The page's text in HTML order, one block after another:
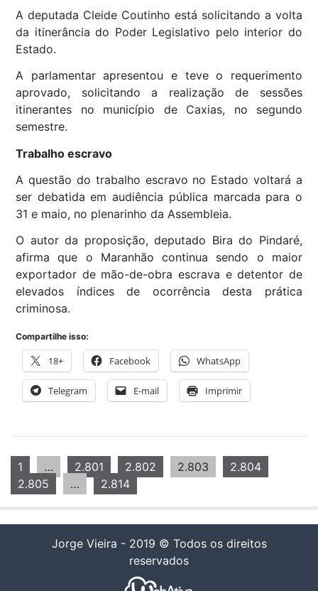
A deputada Cleide Coutinho está solicitando a volta
da itinerância do Poder Legislativo pelo interior do
Estado.
A parlamentar apresentou e teve o requerimento
aprovado, solicitando a realização de sessões
itinerantes no município de Caxias, no segundo
semestre.
Trabalho escravo
A questão do trabalho escravo no Estado voltará a
ser debatida em audiência pública marcada para o
31 e maio, no plenarinho da Assembleia.
O autor da proposição, deputado Bira do Pindaré,
afirma que o Maranhão continua sendo o maior
exportador de mão-de-obra escrava e detentor de
elevados índices de ocorrência desta prática
criminosa.
Compartilhe isso:
18+ Facebook WhatsApp
Telegram E-mail Imprimir
1 … 2.801 2.802 2.803
2.804
2.805
… 2.814
Jorge Vieira - 2019 © Todos os direitos
reservados